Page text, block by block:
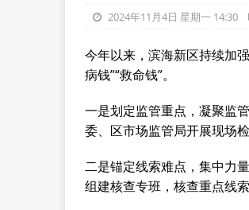
2024年11月4日 星期一 14:30
今年以来，滨海新区持续加
病钱”“救命钱”。
一是划定监管重点，凝聚监
委、区市场监管局开展现场检
二是锚定线索难点，集中力
组建核查专班，核查重点线